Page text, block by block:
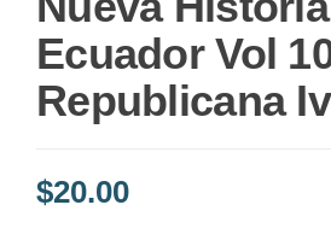
Ecuador Vol
Republicana Iv
$20.00